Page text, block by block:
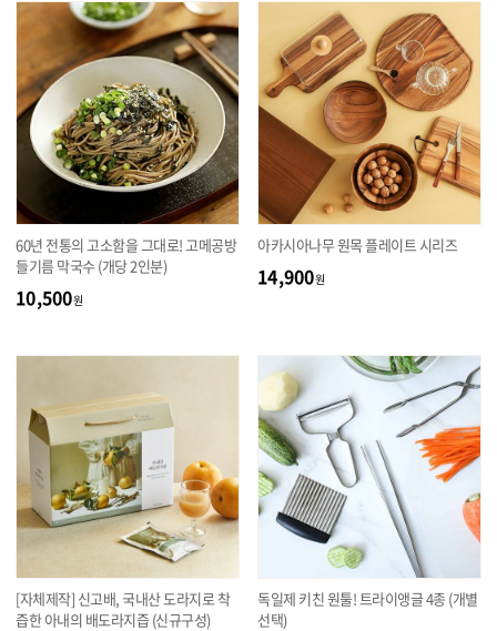
60년 전통의 고소함을 그대로! 고메공방
들기름 막국수 (개당 2인분)
10,500원
아카시아나무 원목 플레이트 시리즈
14,900원
[자체제작] 신고배, 국내산 도라지로 착
즙한 아내의 배도라지즙 (신규구성)
독일제 키친 원툴! 트라이앵글 4종 (개별
선택)